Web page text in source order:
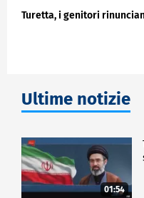
Turetta, i genitori
Ultime notizie
01:54